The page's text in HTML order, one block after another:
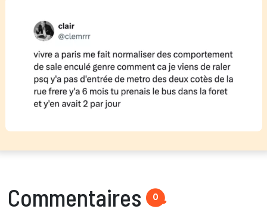
Commentaires 0